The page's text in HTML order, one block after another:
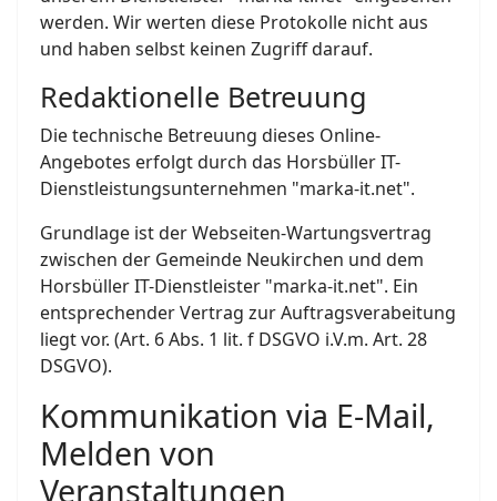
werden. Wir werten diese Protokolle nicht aus
und haben selbst keinen Zugriff darauf.
Redaktionelle Betreuung
Die technische Betreuung dieses Online-
Angebotes erfolgt durch das Horsbüller IT-
Dienstleistungsunternehmen "marka-it.net".
Grundlage ist der Webseiten-Wartungsvertrag
zwischen der Gemeinde Neukirchen und dem
Horsbüller IT-Dienstleister "marka-it.net". Ein
entsprechender Vertrag zur Auftragsverabeitung
liegt vor. (Art. 6 Abs. 1 lit. f DSGVO i.V.m. Art. 28
DSGVO).
Kommunikation via E-Mail,
Melden von
Veranstaltungen